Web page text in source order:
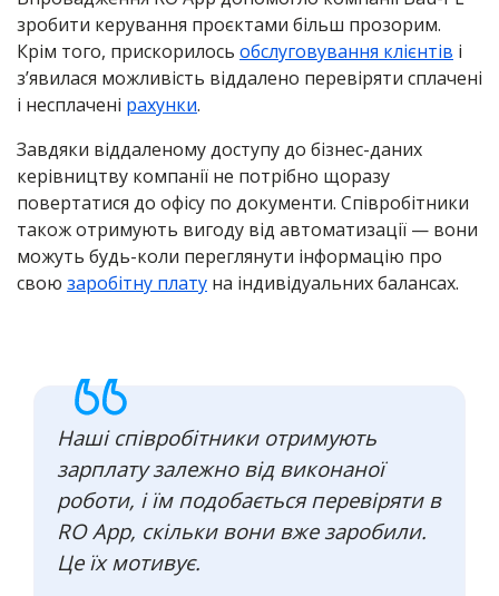
зробити керування проєктами більш прозорим.
Крім того, прискорилось обслуговування клієнтів і
з’явилася можливість віддалено перевіряти сплачені
і несплачені рахунки.
Завдяки віддаленому доступу до бізнес-даних
керівництву компанії не потрібно щоразу
повертатися до офісу по документи. Співробітники
також отримують вигоду від автоматизації — вони
можуть будь-коли переглянути інформацію про
свою заробітну плату на індивідуальних балансах.
Наші співробітники отримують
зарплату залежно від виконаної
роботи, і їм подобається перевіряти в
RO App, скільки вони вже заробили.
Це їх мотивує.